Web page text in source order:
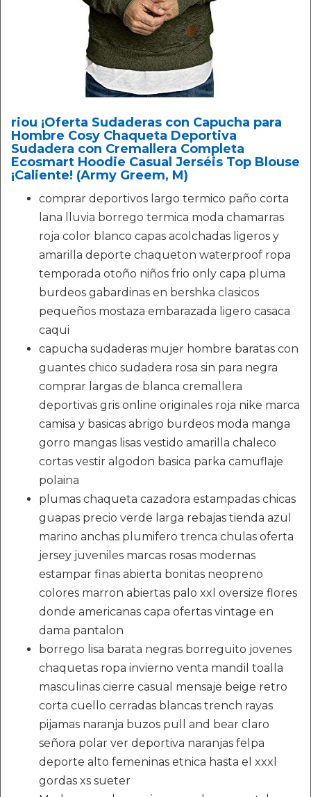
riou ¡Oferta Sudaderas con Capucha para
Hombre Cosy Chaqueta Deportiva
Sudadera con Cremallera Completa
Ecosmart Hoodie Casual Jerséis Top Blouse
¡Caliente! (Army Greem, M)
comprar deportivos largo termico paño corta
lana lluvia borrego termica moda chamarras
roja color blanco capas acolchadas ligeros y
amarilla deporte chaqueton waterproof ropa
temporada otoño niños frio only capa pluma
burdeos gabardinas en bershka clasicos
pequeños mostaza embarazada ligero casaca
caqui
capucha sudaderas mujer hombre baratas con
guantes chico sudadera rosa sin para negra
comprar largas de blanca cremallera
deportivas gris online originales roja nike marca
camisa y basicas abrigo burdeos moda manga
gorro mangas lisas vestido amarilla chaleco
cortas vestir algodon basica parka camuflaje
polaina
plumas chaqueta cazadora estampadas chicas
guapas precio verde larga rebajas tienda azul
marino anchas plumifero trenca chulas oferta
jersey juveniles marcas rosas modernas
estampar finas abierta bonitas neopreno
colores marron abiertas palo xxl oversize flores
donde americanas capa ofertas vintage en
dama pantalon
borrego lisa barata negras borreguito jovenes
chaquetas ropa invierno venta mandil toalla
masculinas cierre casual mensaje beige retro
corta cuello cerradas blancas trench rayas
pijamas naranja buzos pull and bear claro
señora polar ver deportiva naranjas felpa
deporte alto femeninas etnica hasta el xxxl
gordas xs sueter